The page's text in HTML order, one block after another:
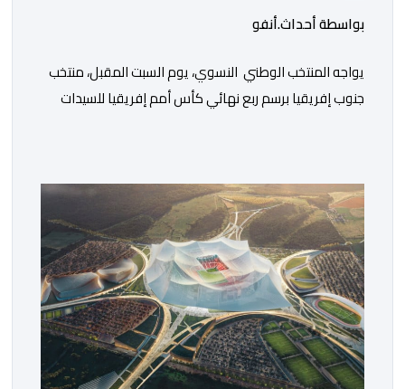
بواسطة أحداث.أنفو
يواجه المنتخب الوطني النسوي، يوم السبت المقبل، منتخب
جنوب إفريقيا برسم ربع نهائي كأس أمم إفريقيا للسيدات
لبؤات الأطلس قد تأهلن إلى الدور ربع النهائي بعد تصدرهن
المجموعة الأولى برصيد سبع نقاط، حصدنها من انتصارين
وتعادل، فيما بلغ […]